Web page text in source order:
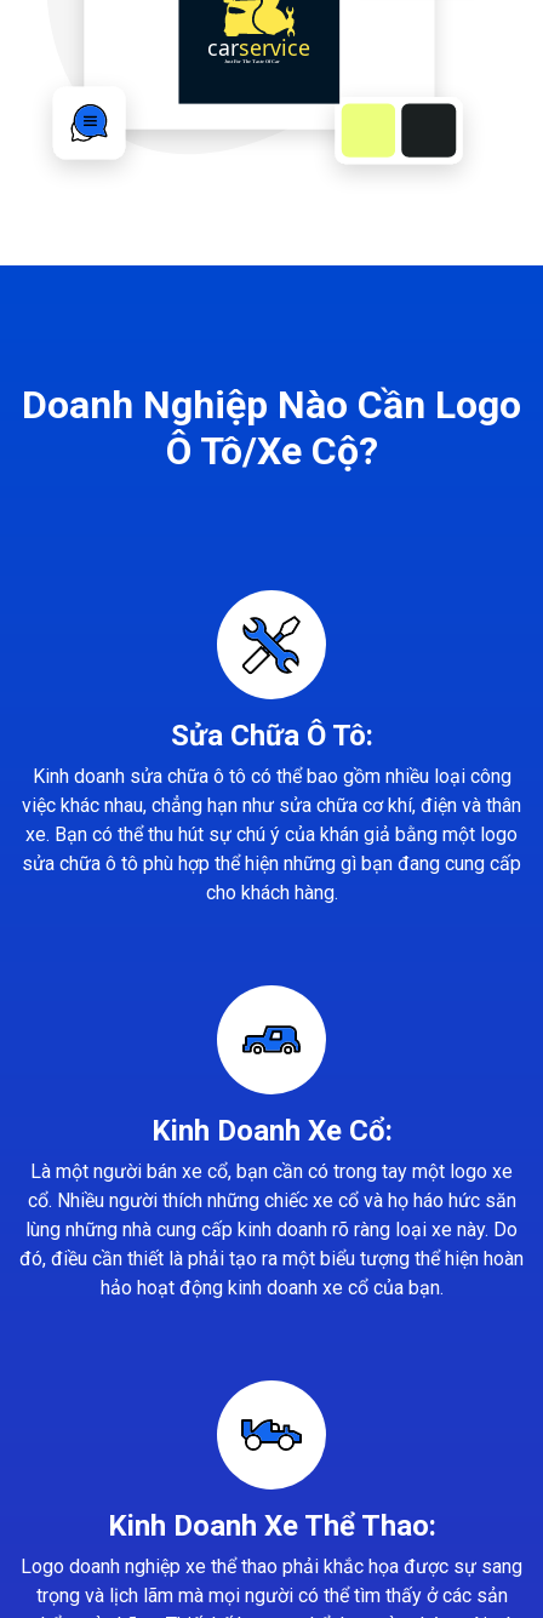
Doanh Nghiệp Nào Cần Logo
Ô Tô/Xe Cộ?
Sửa Chữa Ô Tô:
Kinh doanh sửa chữa ô tô có thể bao gồm nhiều loại công
việc khác nhau, chẳng hạn như sửa chữa cơ khí, điện và thân
xe. Bạn có thể thu hút sự chú ý của khán giả bằng một logo
sửa chữa ô tô phù hợp thể hiện những gì bạn đang cung cấp
cho khách hàng.
Kinh Doanh Xe Cổ:
Là một người bán xe cổ, bạn cần có trong tay một logo xe
cổ. Nhiều người thích những chiếc xe cổ và họ háo hức săn
lùng những nhà cung cấp kinh doanh rõ ràng loại xe này. Do
đó, điều cần thiết là phải tạo ra một biểu tượng thể hiện hoàn
hảo hoạt động kinh doanh xe cổ của bạn.
Kinh Doanh Xe Thể Thao:
Logo doanh nghiệp xe thể thao phải khắc họa được sự sang
trọng và lịch lãm mà mọi người có thể tìm thấy ở các sản